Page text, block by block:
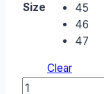
Size
45
46
47
Clear
Puma